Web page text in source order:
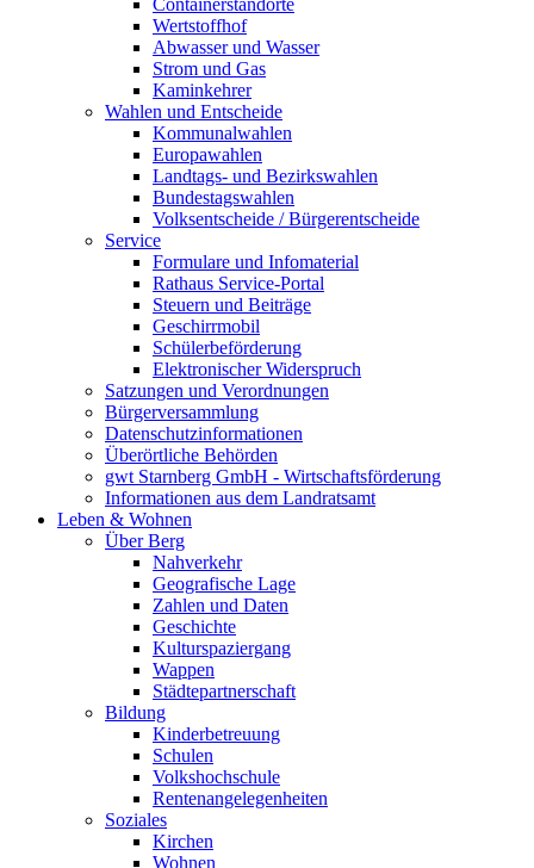
Containerstandorte
Wertstoffhof
Abwasser und Wasser
Strom und Gas
Kaminkehrer
Wahlen und Entscheide
Kommunalwahlen
Europawahlen
Landtags- und Bezirkswahlen
Bundestagswahlen
Volksentscheide / Bürgerentscheide
Service
Formulare und Infomaterial
Rathaus Service-Portal
Steuern und Beiträge
Geschirrmobil
Schülerbeförderung
Elektronischer Widerspruch
Satzungen und Verordnungen
Bürgerversammlung
Datenschutzinformationen
Überörtliche Behörden
gwt Starnberg GmbH - Wirtschaftsförderung
Informationen aus dem Landratsamt
Leben & Wohnen
Über Berg
Nahverkehr
Geografische Lage
Zahlen und Daten
Geschichte
Kulturspaziergang
Wappen
Städtepartnerschaft
Bildung
Kinderbetreuung
Schulen
Volkshochschule
Rentenangelegenheiten
Soziales
Kirchen
Wohnen